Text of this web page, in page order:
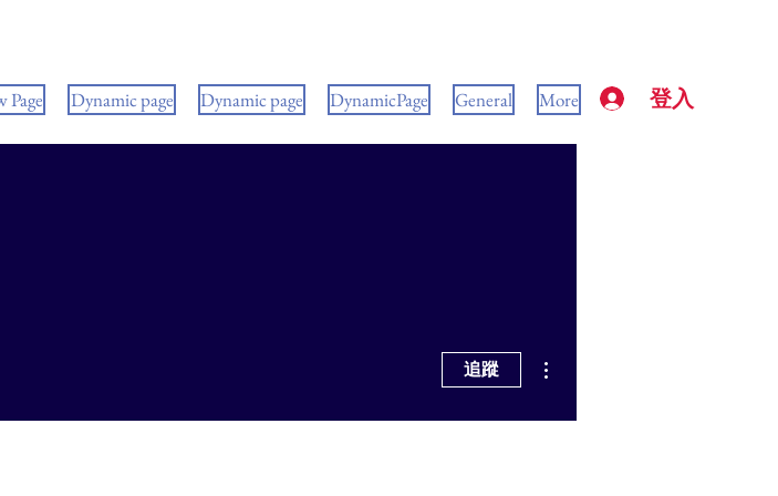
Page Dynamic page Dynamic page DynamicPage General More 登入
追蹤